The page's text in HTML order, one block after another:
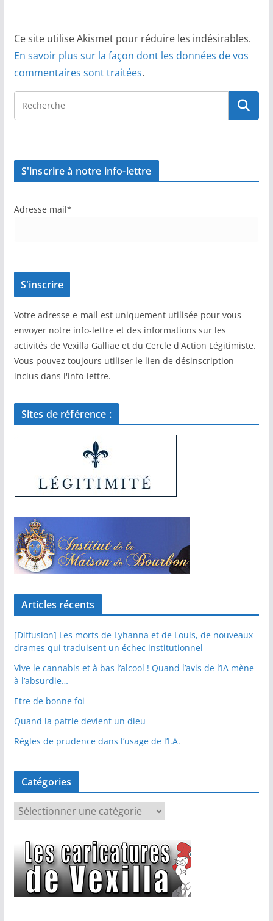
Ce site utilise Akismet pour réduire les indésirables.
En savoir plus sur la façon dont les données de vos
commentaires sont traitées.
S'inscrire à notre info-lettre
Adresse mail*
Votre adresse e-mail est uniquement utilisée pour vous
envoyer notre info-lettre et des informations sur les
activités de Vexilla Galliae et du Cercle d'Action Légitimiste.
Vous pouvez toujours utiliser le lien de désinscription
inclus dans l'info-lettre.
Sites de référence :
Articles récents
[Diffusion] Les morts de Lyhanna et de Louis, de nouveaux
drames qui traduisent un échec institutionnel
Vive le cannabis et à bas l’alcool ! Quand l’avis de l’IA mène
à l’absurdie…
Etre de bonne foi
Quand la patrie devient un dieu
Règles de prudence dans l’usage de l’I.A.
Catégories
a
é
g
o
r